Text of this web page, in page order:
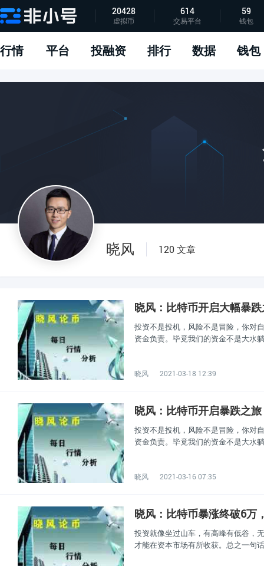
APP下载
指标说明
问题反馈
20428
虚拟币
614
交易平台
59
钱包
行情 平台 投融资 排行 数据 钱包
晓风 120 文章
晓风：比特币开启大幅暴
投资不是投机，风险不是冒险，你对
资金负责。毕竟我们的资金不是大水
晓风 2021-03-18 12:39
晓风：比特币开启暴跌之
投资不是投机，风险不是冒险，你对
资金负责。毕竟我们的资金不是大水
晓风 2021-03-16 07:35
晓风：比特币暴涨终破6万
投资就像坐过山车，有高峰有低谷，
才能在资本市场有所收获。总之一句